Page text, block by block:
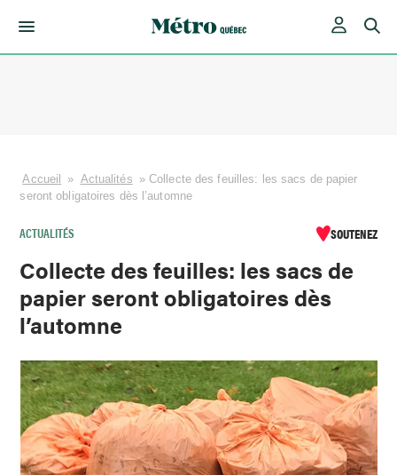
Accueil » Actualités » Collecte des feuilles: les sacs de papier
seront obligatoires dès l’automne
ACTUALITÉS SOUTENEZ
Collecte des feuilles: les sacs de
papier seront obligatoires dès
l’automne